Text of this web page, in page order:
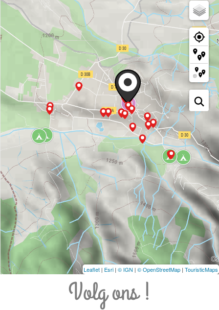
Leaflet | Esri | © IGN | © OpenStreetMap | TouristicMaps
Volg ons !